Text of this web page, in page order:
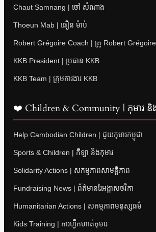
Chaut Samnang | ចៅ សំណាង
Thoeun Mab | ធឿន ម៉ាប់
Robert Grégoire Coach | គ្រូ Robert Grégoire
KKB President | ប្រធាន KKB
KKB Team | ក្រុមការងារ KKB
❤️ Children & Community | កុមារ
Help Cambodian Children | ជួយកុមារកម្ពុជា
Sports & Children | កីឡា និងកុមារ
Solidarity Actions | សកម្មភាពសាមគ្គីភាព
Fundraising News | ព័ត៌មានរៃអង្គាសថវិកា
Humanitarian Actions | សកម្មភាពមនុស្សធម៌
Kids Training | ការហ្វឹកហាត់កុមារ